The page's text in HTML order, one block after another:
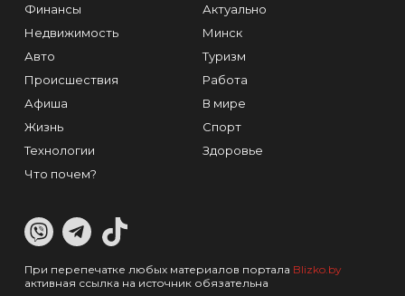
Финансы
Недвижимость
Авто
Происшествия
Афиша
Жизнь
Технологии
Что почем?
Актуально
Минск
Туризм
Работа
В мире
Спорт
Здоровье
При перепечатке любых материалов портала Blizko.by
активная ссылка на источник обязательна